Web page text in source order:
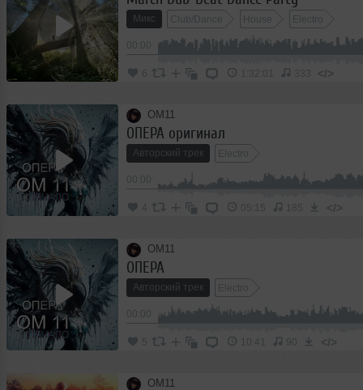
Микс Club/Dance House Electro
6 1:32:01 333 </>
OM11
ОПЕРА оригинал
Авторский трек Electro
05:15 185 </>
OM11
ОПЕРА
Авторский трек Electro
5 90 </>
OM11